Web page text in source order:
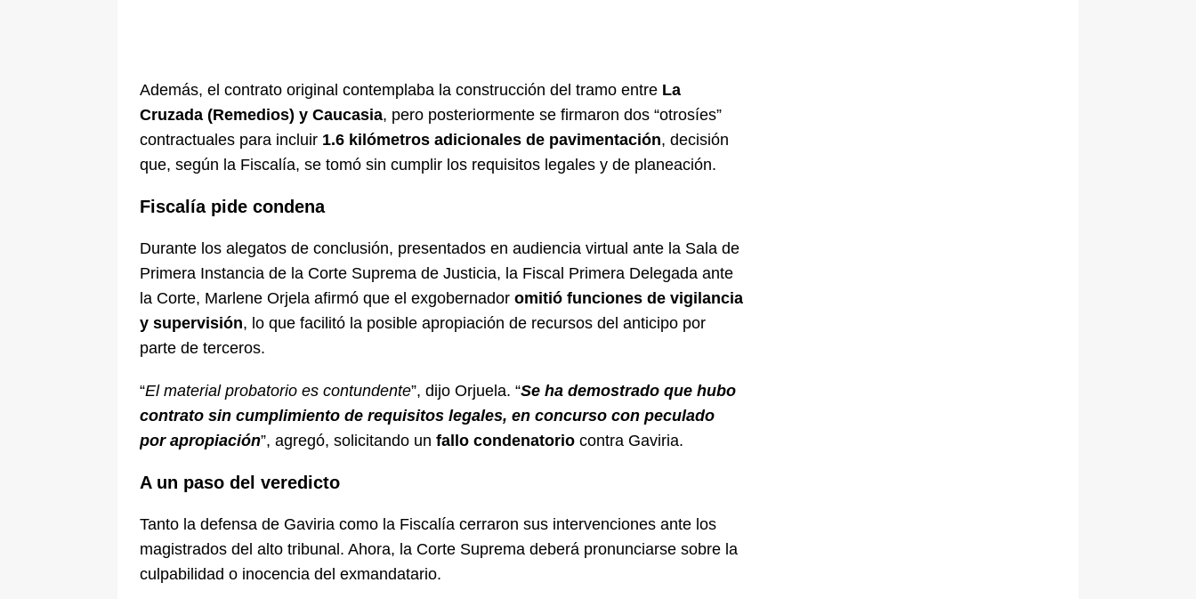
Además, el contrato original contemplaba la construcción del tramo entre La
Cruzada (Remedios) y Caucasia, pero posteriormente se firmaron dos “otrosíes”
contractuales para incluir 1.6 kilómetros adicionales de pavimentación, decisión
que, según la Fiscalía, se tomó sin cumplir los requisitos legales y de planeación.
Fiscalía pide condena
Durante los alegatos de conclusión, presentados en audiencia virtual ante la Sala de
Primera Instancia de la Corte Suprema de Justicia, la Fiscal Primera Delegada ante
la Corte, Marlene Orjela afirmó que el exgobernador omitió funciones de vigilancia
y supervisión, lo que facilitó la posible apropiación de recursos del anticipo por
parte de terceros.
“El material probatorio es contundente”, dijo Orjuela. “Se ha demostrado que hubo
contrato sin cumplimiento de requisitos legales, en concurso con peculado
por apropiación”, agregó, solicitando un fallo condenatorio contra Gaviria.
A un paso del veredicto
Tanto la defensa de Gaviria como la Fiscalía cerraron sus intervenciones ante los
magistrados del alto tribunal. Ahora, la Corte Suprema deberá pronunciarse sobre la
culpabilidad o inocencia del exmandatario.